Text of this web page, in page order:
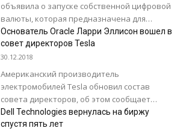
объявила о запуске собственной цифровой
валюты, которая предназначена для
денежных переводов и платежей. В рамках
реализации проекта японский финансовый...
Основатель Oracle Ларри Эллисон вошел в
совет директоров Tesla
30.12.2018
Американский производитель
электромобилей Tesla обновил состав
совета директоров, об этом сообщает
Associated Press. Производитель
электромобилей выполнил требование
Dell Technologies вернулась на биржу
спустя пять лет